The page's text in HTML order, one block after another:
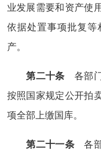
业发展需要和资产使
依据处置事项批复等
产。
第二十条 各部
按照国家规定公开拍
项全部上缴国库。
第二十一条 各